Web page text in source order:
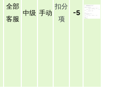
全部
客服
中级 手动
扣分
项
-5